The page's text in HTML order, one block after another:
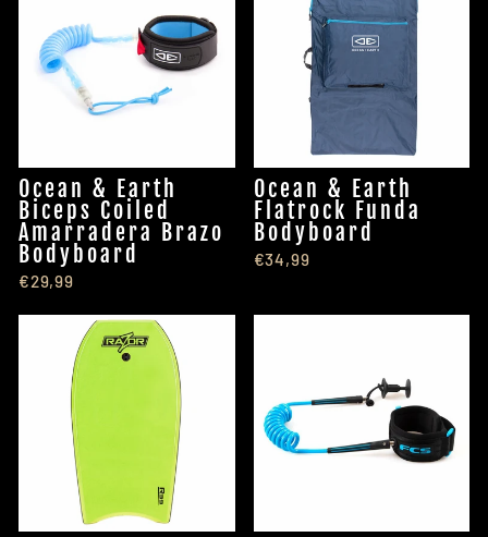
Ocean & Earth
Biceps Coiled
Amarradera Brazo
Bodyboard
€29,99
Ocean & Earth
Flatrock Funda
Bodyboard
€34,99